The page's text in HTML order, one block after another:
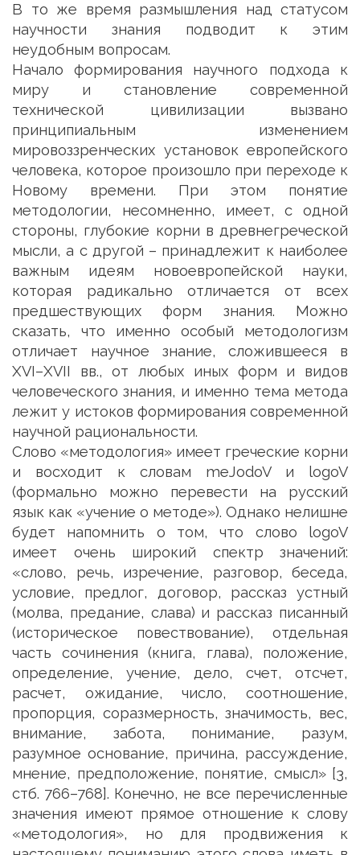
В то же время размышления над статусом
научности знания подводит к этим
неудобным вопросам.
Начало формирования научного подхода к
миру и становление современной
технической цивилизации вызвано
принципиальным изменением
мировоззренческих установок европейского
человека, которое произошло при переходе к
Новому времени. При этом понятие
методологии, несомненно, имеет, с одной
стороны, глубокие корни в древнегреческой
мысли, а с другой – принадлежит к наиболее
важным идеям новоевропейской науки,
которая радикально отличается от всех
предшествующих форм знания. Можно
сказать, что именно особый методологизм
отличает научное знание, сложившееся в
XVI–XVII вв., от любых иных форм и видов
человеческого знания, и именно тема метода
лежит у истоков формирования современной
научной рациональности.
Слово «методология» имеет греческие корни
и восходит к словам meJodoV и logoV
(формально можно перевести на русский
язык как «учение о методе»). Однако нелишне
будет напомнить о том, что слово logoV
имеет очень широкий спектр значений:
«слово, речь, изречение, разговор, беседа,
условие, предлог, договор, рассказ устный
(молва, предание, слава) и рассказ писанный
(историческое повествование), отдельная
часть сочинения (книга, глава), положение,
определение, учение, дело, счет, отсчет,
расчет, ожидание, число, соотношение,
пропорция, соразмерность, значимость, вес,
внимание, забота, понимание, разум,
разумное основание, причина, рассуждение,
мнение, предположение, понятие, смысл» [3,
стб. 766–768]. Конечно, не все перечисленные
значения имеют прямое отношение к слову
«методология», но для продвижения к